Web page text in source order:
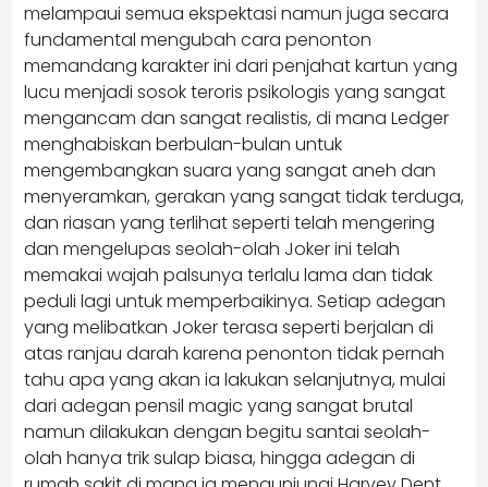
melampaui semua ekspektasi namun juga secara
fundamental mengubah cara penonton
memandang karakter ini dari penjahat kartun yang
lucu menjadi sosok teroris psikologis yang sangat
mengancam dan sangat realistis, di mana Ledger
menghabiskan berbulan-bulan untuk
mengembangkan suara yang sangat aneh dan
menyeramkan, gerakan yang sangat tidak terduga,
dan riasan yang terlihat seperti telah mengering
dan mengelupas seolah-olah Joker ini telah
memakai wajah palsunya terlalu lama dan tidak
peduli lagi untuk memperbaikinya. Setiap adegan
yang melibatkan Joker terasa seperti berjalan di
atas ranjau darah karena penonton tidak pernah
tahu apa yang akan ia lakukan selanjutnya, mulai
dari adegan pensil magic yang sangat brutal
namun dilakukan dengan begitu santai seolah-
olah hanya trik sulap biasa, hingga adegan di